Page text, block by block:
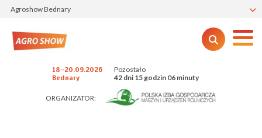
Agroshow Bednary
18-20.09.2026
Bednary
Pozostało
42 dni 15 godzin 06 minuty
ORGANIZATOR: